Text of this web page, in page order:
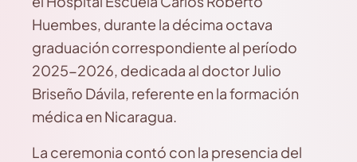
Huembes, durante la décima octava
graduación correspondiente al período
2025-2026, dedicada al doctor Julio
Briseño Dávila, referente en la formación
médica en Nicaragua.
La ceremonia contó con la presencia del